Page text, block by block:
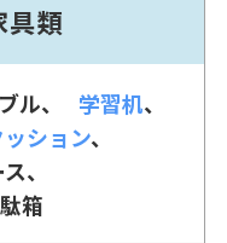
具類
ル
学習机
ション
箱